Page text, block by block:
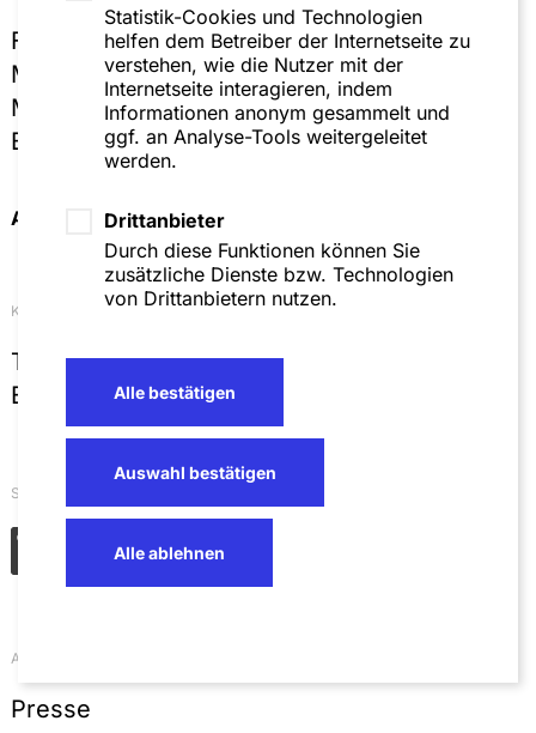
Frankfurt
Mannheim
München
Brüssel
Anfahrt & Kontakt
Kontakt
T
+49 621 4257 0
E
info@sza.de
Soziale Netzwerke
Aktuelles
Presse
Statistik-Cookies und Technologien
helfen dem Betreiber der Internetseite zu
verstehen, wie die Nutzer mit der
Internetseite interagieren, indem
Informationen anonym gesammelt und
ggf. an Analyse-Tools weitergeleitet
werden.
Drittanbieter
Durch diese Funktionen können Sie
zusätzliche Dienste bzw. Technologien
von Drittanbietern nutzen.
Alle bestätigen
Auswahl bestätigen
Alle ablehnen